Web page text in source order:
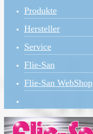
Produkte
Hersteller
Service
Flie-San
Flie-San WebShop